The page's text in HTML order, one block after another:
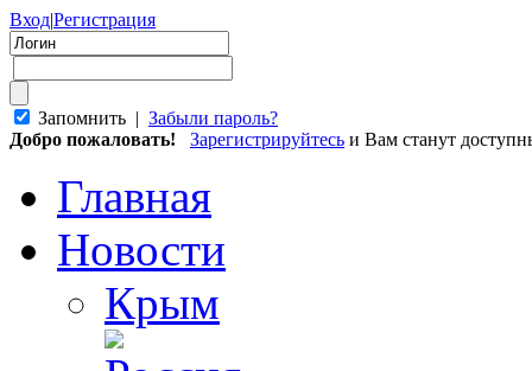
Вход|Регистрация
Запомнить | Забыли пароль?
Добро пожаловать!
Зарегистрируйтесь и Вам станут
Главная
Новости
Крым